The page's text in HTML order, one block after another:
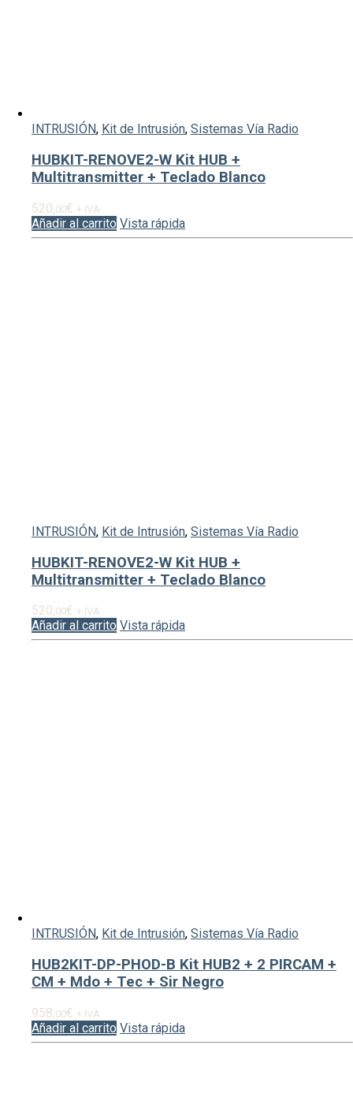
INTRUSIÓN, Kit de Intrusión, Sistemas Vía Radio
HUBKIT-RENOVE2-W Kit HUB +
Multitransmitter + Teclado Blanco
520,00€ + IVA
Añadir al carrito Vista rápida
INTRUSIÓN, Kit de Intrusión, Sistemas Vía Radio
HUBKIT-RENOVE2-W Kit HUB +
Multitransmitter + Teclado Blanco
520,00€ + IVA
Añadir al carrito Vista rápida
INTRUSIÓN, Kit de Intrusión, Sistemas Vía Radio
HUB2KIT-DP-PHOD-B Kit HUB2 + 2 PIRCAM +
CM + Mdo + Tec + Sir Negro
958,00€ + IVA
Añadir al carrito Vista rápida